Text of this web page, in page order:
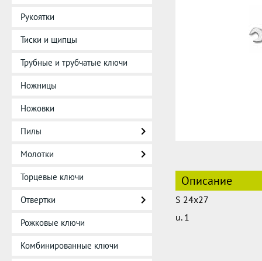
Рукоятки
Тиски и щипцы
Трубные и трубчатые ключи
Ножницы
Ножовки
Пилы
Молотки
Торцевые ключи
Отвертки
Рожковые ключи
Комбинированные ключи
Описание
S 24x27
u. 1